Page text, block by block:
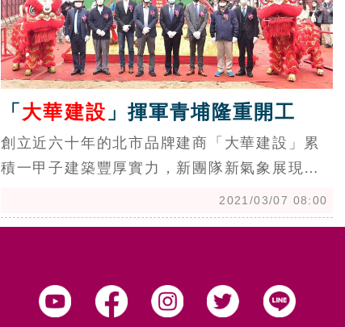
「大華建設 」揮軍青埔隆重開工
創立近六十年的北市品牌建商「大華建設」累
積一甲子建築豐厚實力，新團隊新氣象展現活
力創新，洞察跨世代購屋者對美好家園的想
望，掌握城市發展脈動，2021年揮軍南進桃
2021/03/07 08:00